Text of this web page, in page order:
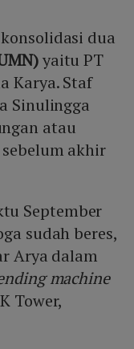
dua
yaitu PT
Karya. Staf
Sinulingga
atau
akhir
September
sudah beres,
Arya dalam
machine
Tower,